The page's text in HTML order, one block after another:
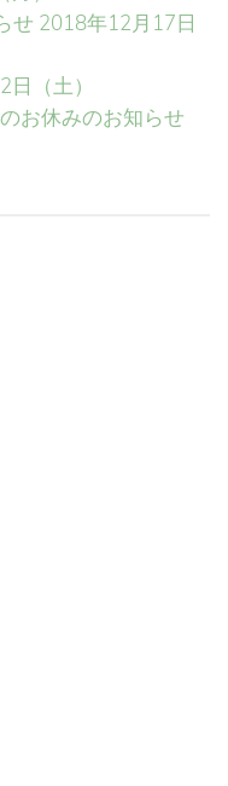
せ 2018年12月17日
（土）
お休みのお知らせ